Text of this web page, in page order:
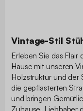
Vintage-Stil
Erleben Sie das Flair
Hause mit unseren
Holzstruktur und der
die gepflasterten
und bringen
Zuhause. Liebhaber